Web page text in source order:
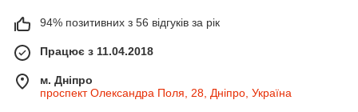
94% позитивних з 56 відгуків за рік
Працює з 11.04.2018
м. Дніпро
проспект Олександра Поля, 28, Дніпро, Україна